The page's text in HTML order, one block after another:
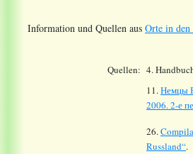
Information und Quellen aus Orte in den
Quellen: 4.
11.Немцы
2006. 2-е
26.
Russland“.